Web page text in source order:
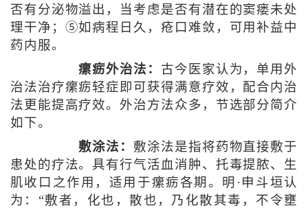
否有分泌物溢出，当考虑是否有潜在的窦瘘未处
理干净；⑤如病程日久，疮口难敛，可用补益中
药内服。
瘰疬外治法： 古今医家认为，单用外
治法治疗瘰疬轻症即可获得满意疗效，配合内治
法更能提高疗效。外治方法众多，节选部分简介
如下。
敷涂法：敷涂法是指将药物直接敷于
患处的疗法。具有行气活血消肿、托毒提脓、生
肌收口之作用，适用于瘰疬各期。明·申斗垣认
为：“敷者，化也，散也，乃化散其毒，不令壅